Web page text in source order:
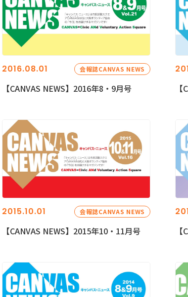
2016.08.01 会報誌CANVAS NEWS
【CANVAS NEWS】2016年8・9月号
2015.10.01 会報誌CANVAS NEWS
【CANVAS NEWS】2015年10・11月号